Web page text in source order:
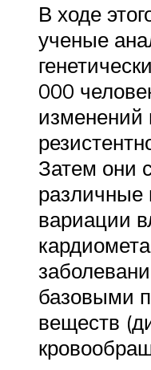
В ходе
ученые
000
изменений
Затем они
различные
вариации
базовыми
веществ